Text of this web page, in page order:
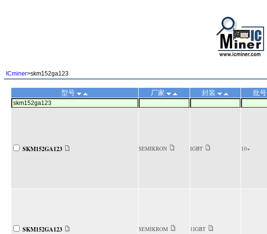
ICminer>skm152ga123
型号 厂家 封装 批号
SKM152GA123 SEMIKRON IGBT 10+
SKM152GA123 SEMIKROM 1IGBT